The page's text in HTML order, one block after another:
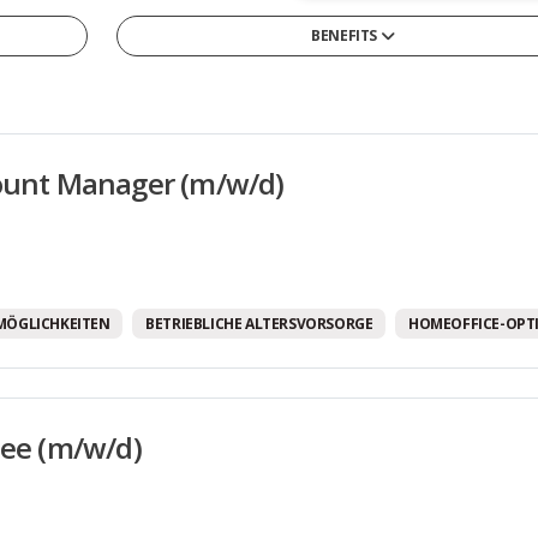
BENEFITS
13tes Monatsgehalt
Arbeitszeitmodelle
Betriebliche Altersvorsorge
Diensthandy
Manager (m/w/d)
BETRIEBLICHE ALTERSVORSORGE HOMEOFFICE-
(m/w/d)